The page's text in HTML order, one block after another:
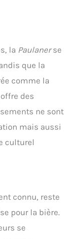
la Paulanerse
que la
comme la
des
ne sont
mais aussi
culturel
connu, reste
pour la bière.
se